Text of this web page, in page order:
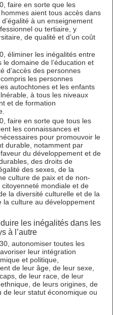
faire en sorte que les
aient tous accès dans
à un enseignement
ou tertiaire, y
de qualité et d’un coût
éliminer les inégalités entre
le domaine de l’éducation et
d’accès des personnes
les personnes
autochtones et les enfants
à tous les niveaux
et de formation
faire en sorte que tous les
les connaissances et
pour promouvoir le
durable, notamment par
faveur du développement et de
des droits de
des sexes, de la
culture de paix et de non-
mondiale et de
la diversité culturelle et de la
la culture au développement
les inégalités dans les
à l’autre
autonomiser toutes les
leur intégration
et politique,
de leur âge, de leur sexe,
de leur race, de leur
de leurs origines, de
de leur statut économique ou